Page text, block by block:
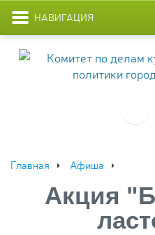
НАВИГАЦИЯ
Главная Афиша
Акция